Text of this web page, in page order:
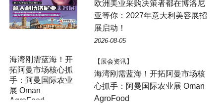
欧洲美业采购决策者都在博洛尼
亚等你：2027年意大利美容展招
展启动！
2026-08-05
海湾刚需蓝海！开
拓阿曼市场核心抓
手：阿曼国际农业
展 Oman
AgroFood
【展会资讯】
海湾刚需蓝海！开拓阿曼市场核
心抓手：阿曼国际农业展 Oman
AgroFood